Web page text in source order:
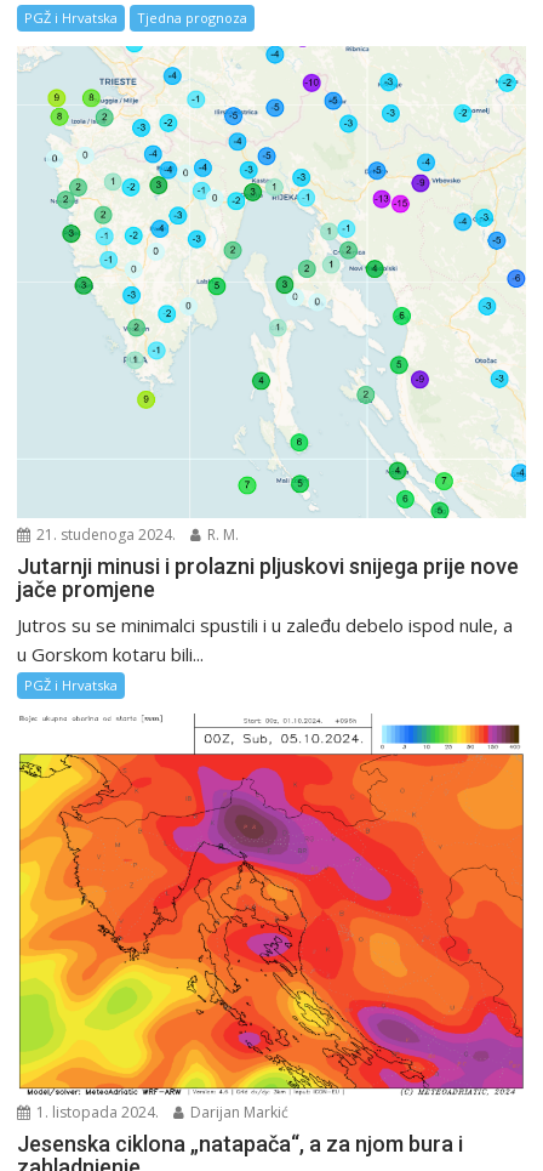
PGŽ i Hrvatska Tjedna prognoza
21. studenoga 2024. R. M.
Jutarnji minusi i prolazni pljuskovi snijega prije nove
jače promjene
Jutros su se minimalci spustili i u zaleđu debelo ispod nule, a
u Gorskom kotaru bili...
PGŽ i Hrvatska
1. listopada 2024. Darijan Markić
Jesenska ciklona „natapača“, a za njom bura i